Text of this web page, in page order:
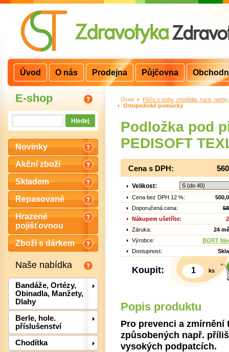
E-shop
Novinky
Akční zboží
Skladem
Repasované
Hrazené
pojišťovnou
Zboží s dárkem
Naše nabídka
Bandáže, Ortézy,
Obinadla, Manžety,
Dlahy
Berle, hole.
příslušenství
Chodítka
Úvod >
Péče o nohy, chodidla, ruce,
Ortopedické pomůcky
Podložka pod
PEDISOFT
Cena s DPH:
Velikost:
Cena bez DPH 12 %:
Doporučená cena:
Nákupem ušetříte:
Záruka:
24
Výrobce:
BORT
Dostupnost:
Koupit: ks
Popis produktu
Pro prevenci a
způsobených např.
vysokých podpatcích.
Úvod O nás Prodejna Půjčovna